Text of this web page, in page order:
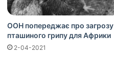
ООН попереджає про загрозу
пташиного грипу для Африки
2-04-2021